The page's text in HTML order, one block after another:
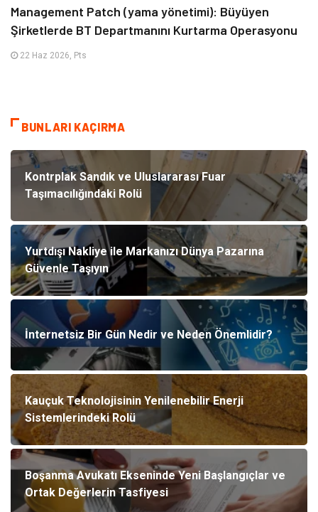
Management Patch (yama yönetimi): Büyüyen
Şirketlerde BT Departmanını Kurtarma Operasyonu
22 Haz 2026, Pts
BUNLARI KAÇIRMA
Kontrplak Sandık ve Uluslararası Fuar
Taşımacılığındaki Rolü
Yurtdışı Nakliye ile Markanızı Dünya Pazarına
Güvenle Taşıyın
İnternetsiz Bir Gün Nedir ve Neden Önemlidir?
Kauçuk Teknolojisinin Yenilenebilir Enerji
Sistemlerindeki Rolü
Boşanma Avukatı Ekseninde Yeni Başlangıçlar ve
Ortak Değerlerin Tasfiyesi